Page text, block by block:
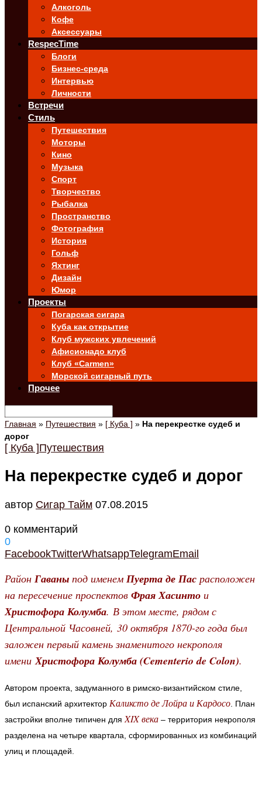
Алкоголь
Кофе
Аксессуары
RespecTime
Блоги
Бизнес-среда
Интервью
Личности
Встречи
Стиль
Путешествия
Моторы
Кино
Музыка
Спорт
Творчество
Рыбалка
Пространство
Фотография
История
Гольф
Яхтинг
Дизайн
Юмор
Проекты
Погарская сигара
Куба как открытие
Клуб мужских увлечений
Афисионадо клуб
Клуб «Carmen»
Морской сигарный путь
Прочее
Главная » Путешествия » [ Куба ] » На перекрестке судеб и
дорог
[ Куба ]Путешествия
На перекрестке судеб и дорог
автор Cигар Тайм 07.08.2015
0 комментарий
0
FacebookTwitterWhatsappTelegramEmail
Район Гаваны под именем Пуерта де Пас расположен
на пересечение проспектов Фрая Хасинто и
Христофора Колумба. В этом месте, рядом с
Центральной Часовней, 30 октября 1870-го года был
заложен первый камень знаменитого некрополя
имениХристофора Колумба (Cementerio de Colon).
Автором проекта, задуманного в римско-византийском стиле,
был испанский архитектор Каликсто де Лойра и Кардосо План
застройки вполне типичен для XIX века – территория некрополя
разделена на четыре квартала, сформированных из комбинаций
улиц и площадей.